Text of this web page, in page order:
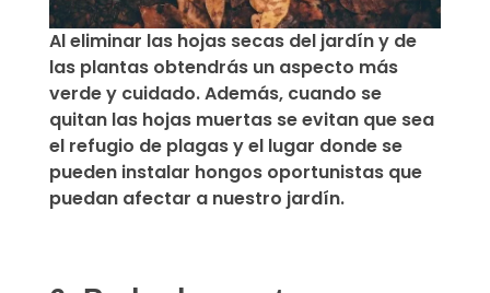
Al eliminar las hojas secas del jardín y de
las plantas obtendrás un aspecto más
verde y cuidado. Además, cuando se
quitan las hojas muertas se evitan que sea
el refugio de plagasy el lugar donde se
pueden instalar hongos oportunistas que
puedan afectar a nuestro jardín.